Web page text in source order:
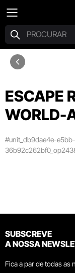
ESCAPE
WORLD-
#unit_db9dae4e-
SUBSCREVE
A NOSSA
Fica a par de todas as